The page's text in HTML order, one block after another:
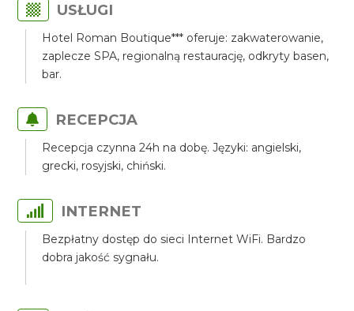
USŁUGI
Hotel Roman Boutique*** oferuje: zakwaterowanie,
zaplecze SPA, regionalną restaurację, odkryty basen,
bar.
RECEPCJA
Recepcja czynna 24h na dobę. Języki: angielski,
grecki, rosyjski, chiński.
INTERNET
Bezpłatny dostęp do sieci Internet WiFi. Bardzo
dobra jakość sygnału.